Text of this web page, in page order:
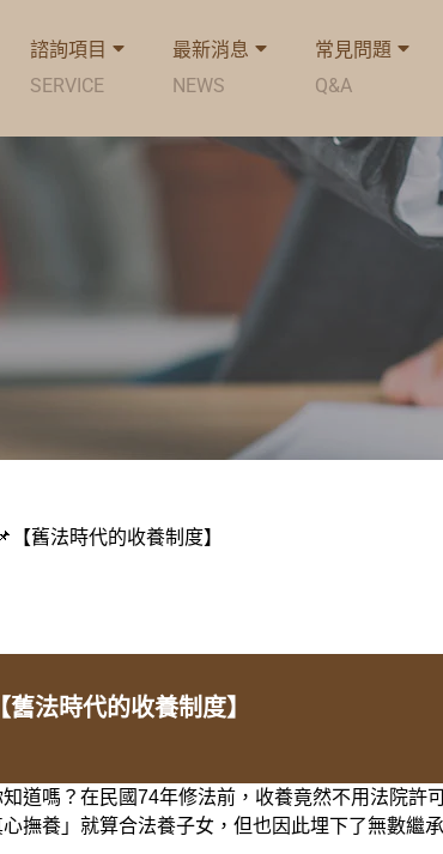
諮詢項目
SERVICE
最新消息
NEWS
常見問題
Q&A
【舊法時代的收養制度】
舊法時代的收養制度】
知道嗎？在民國74年修法前，收養竟然不用法院許
心撫養」就算合法養子女，但也因此埋下了無數繼